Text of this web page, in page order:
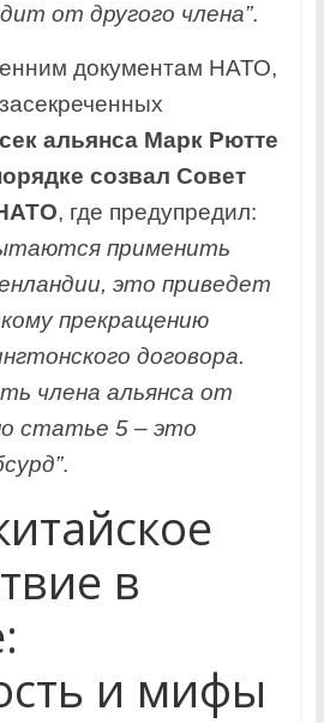
от другого члена”.
документам НАТО,
альянса Марк Рютте
созвал Совет
, где предупредил:
применить
это приведет
прекращению
договора.
члена альянса от
статье 5 – это
.
в
и мифы